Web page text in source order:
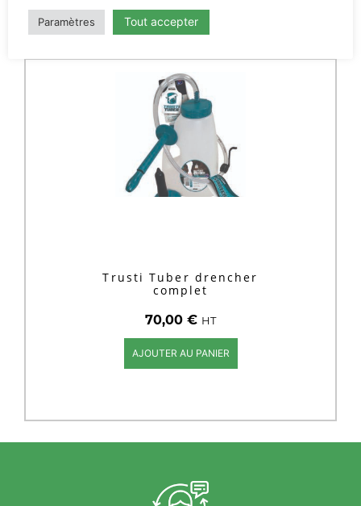
Trusti Tuber drencher
complet
70,00 € HT
AJOUTER AU PANIER
Paramètres Tout accepter